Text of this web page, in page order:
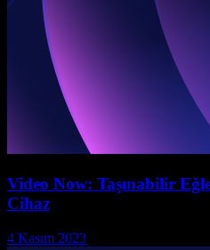
Video Now: Taşınabilir
Cihaz
4 Kasım 2023